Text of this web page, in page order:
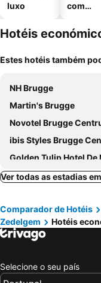
luxo
com
Hotéis
Estes hotéis também
NH Brugge
Martin's Brugge
Novotel Brugge
ibis Styles Brugge
Golden Tulip Hotel De
Hotel 't Putje
Hotel Maraboe
Grand Hotel
Velotel Brugge
Green Park Hotel
Dukes' Academie
Ver todas as estadias
Comparador de Hotéis
Zedelgem
Hotéis
Selecione o seu país